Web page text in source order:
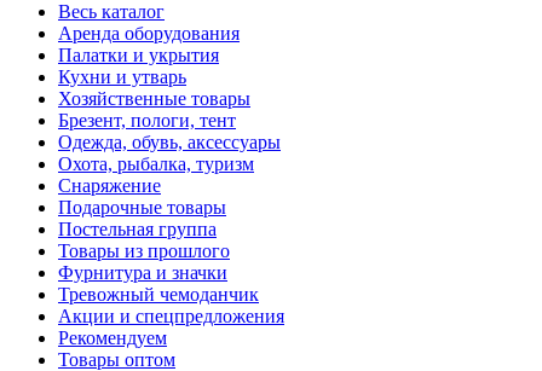
Весь каталог
Аренда оборудования
Палатки и укрытия
Кухни и утварь
Хозяйственные товары
Брезент, пологи, тент
Одежда, обувь, аксессуары
Охота, рыбалка, туризм
Снаряжение
Подарочные товары
Постельная группа
Товары из прошлого
Фурнитура и значки
Тревожный чемоданчик
Акции и спецпредложения
Рекомендуем
Товары оптом